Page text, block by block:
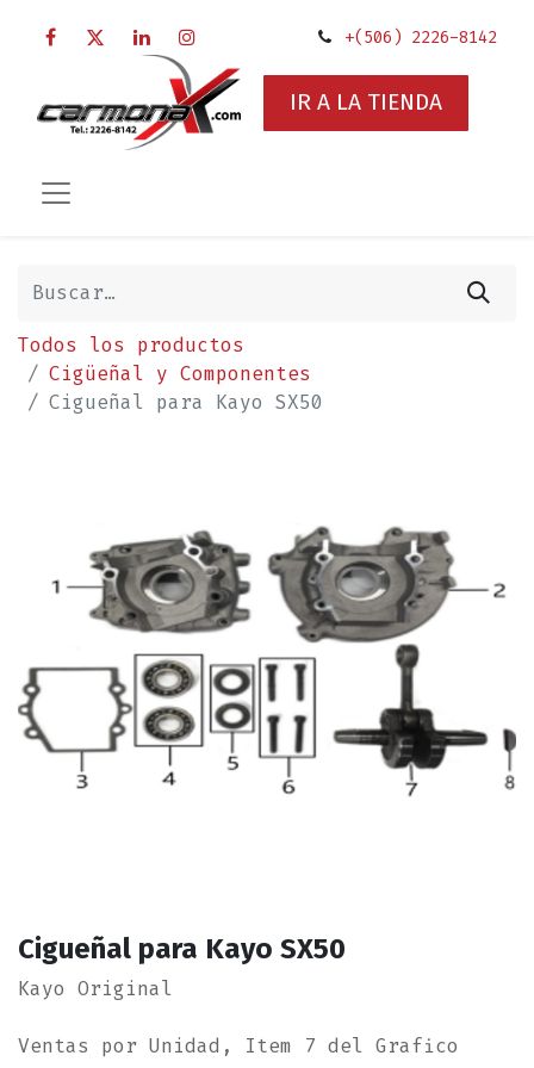
+(506) 2226-8142
IR A LA TIENDA
Todos los productos
Cigüeñal y Componentes
Cigueñal para Kayo SX50
Cigueñal para Kayo SX50
Kayo Original
Ventas por Unidad, Item 7 del Grafico